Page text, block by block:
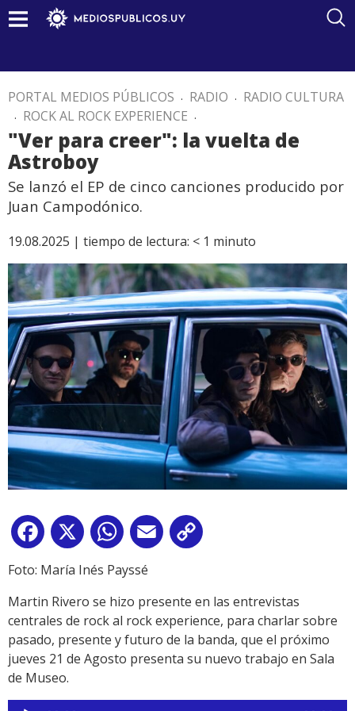
PORTAL MEDIOS PÚBLICOS . RADIO . RADIO CULTURA
. ROCK AL ROCK EXPERIENCE .
"Ver para creer": la vuelta de
Astroboy
Se lanzó el EP de cinco canciones producido por
Juan Campodónico.
19.08.2025 | tiempo de lectura: < 1 minuto
Facebook
X WhatsApp
Email
Foto: María Inés Payssé
Martin Rivero se hizo presente en las entrevistas
centrales de rock al rock experience, para charlar sobre
pasado, presente y futuro de la banda, que el próximo
jueves 21 de Agosto presenta su nuevo trabajo en Sala
de Museo.